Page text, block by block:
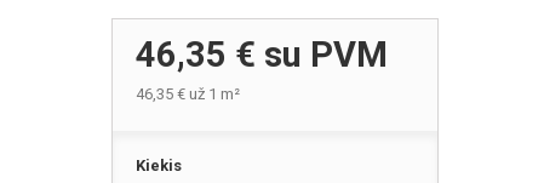
46,35 € su PVM
46,35 €už 1 m²
Kiekis